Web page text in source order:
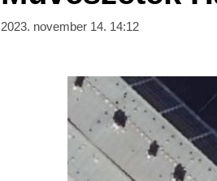
2023. november 14. 14:12